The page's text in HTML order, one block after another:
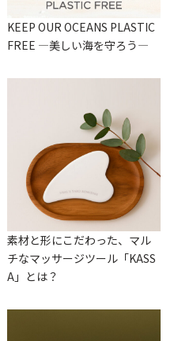
KEEP OUR OCEANS PLASTIC
FREE ―美しい海を守ろう―
素材と形にこだわった、マル
チなマッサージツール「KASS
A」とは？